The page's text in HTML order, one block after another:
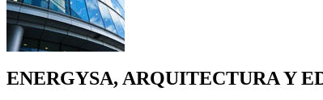
ENERGYSA, ARQUITECTURA Y